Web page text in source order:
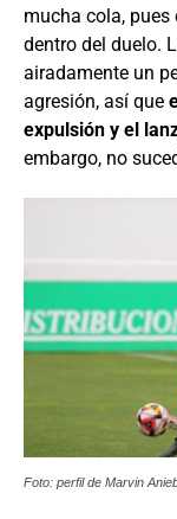
mucha cola,
dentro del duelo.
airadamente un
agresión, así que
expulsión y el
embargo, no
Foto: perfil de Marvin